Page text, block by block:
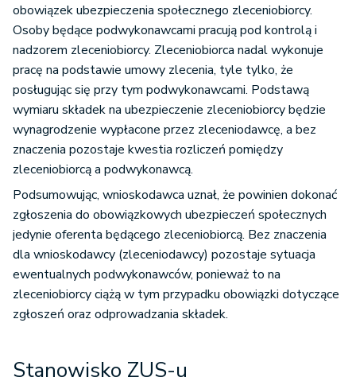
obowiązek ubezpieczenia społecznego zleceniobiorcy.
Osoby będące podwykonawcami pracują pod kontrolą i
nadzorem zleceniobiorcy. Zleceniobiorca nadal wykonuje
pracę na podstawie umowy zlecenia, tyle tylko, że
posługując się przy tym podwykonawcami. Podstawą
wymiaru składek na ubezpieczenie zleceniobiorcy będzie
wynagrodzenie wypłacone przez zleceniodawcę, a bez
znaczenia pozostaje kwestia rozliczeń pomiędzy
zleceniobiorcą a podwykonawcą.
Podsumowując, wnioskodawca uznał, że powinien dokonać
zgłoszenia do obowiązkowych ubezpieczeń społecznych
jedynie oferenta będącego zleceniobiorcą. Bez znaczenia
dla wnioskodawcy (zleceniodawcy) pozostaje sytuacja
ewentualnych podwykonawców, ponieważ to na
zleceniobiorcy ciążą w tym przypadku obowiązki dotyczące
zgłoszeń oraz odprowadzania składek.
Stanowisko ZUS-u